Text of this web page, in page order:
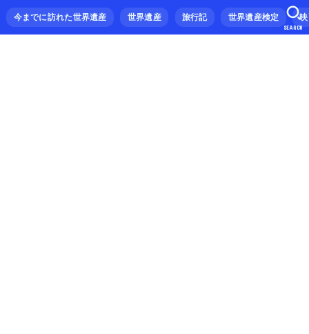
今までに訪れた世界遺産 世界遺産 旅行記 世界遺産検定
SEARCH